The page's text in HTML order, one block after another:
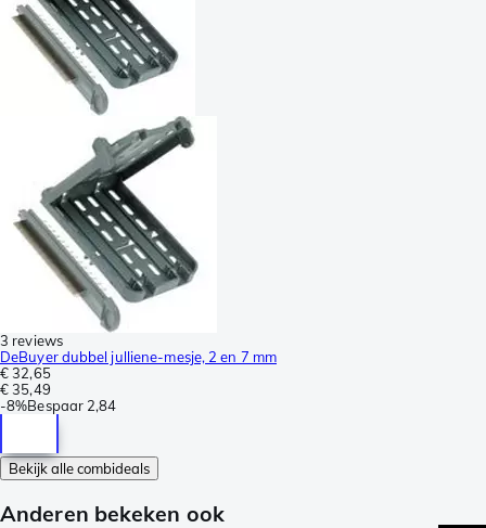
3 reviews
DeBuyer dubbel julliene-mesje, 2 en 7 mm
€ 32,65
€ 35,49
-8%Bespaar 2,84
Bekijk alle combideals
Anderen bekeken ook